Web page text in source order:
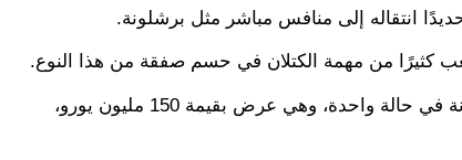
انتقاله إلى منافس مباشر مثل برشلونة.
كثيرًا من مهمة الكتلان في حسم صفقة من هذا النوع.
تجدر الإشارة إلى أن صحيفة “آس” قالت أن أتلتيكو سيوافق على بيع ألفاريز لبرشلونة في حالة واحدة، وهي عرض بقيمة 150 مليون يورو،